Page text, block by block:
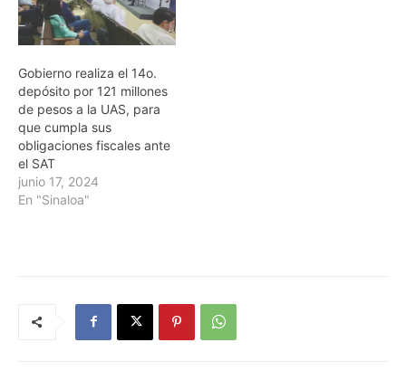
Gobierno realiza el 14o.
depósito por 121 millones
de pesos a la UAS, para
que cumpla sus
obligaciones fiscales ante
el SAT
junio 17, 2024
En "Sinaloa"